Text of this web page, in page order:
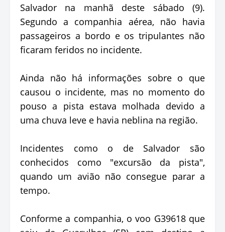
Salvador na manhã deste sábado (9).
Segundo a companhia aérea, não havia
passageiros a bordo e os tripulantes não
ficaram feridos no incidente.
Ainda não há informações sobre o que
causou o incidente, mas no momento do
pouso a pista estava molhada devido a
uma chuva leve e havia neblina na região.
Incidentes como o de Salvador são
conhecidos como "excursão da pista",
quando um avião não consegue parar a
tempo.
Conforme a companhia, o voo G39618 que